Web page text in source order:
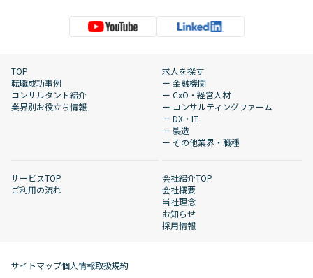
TOP
転職成功事例
コンサルタント紹介
業界別お役立ち情報
求人を探す
ー 金融機関
ー CxO・経営人材
ー コンサルティングファーム
ー DX・IT
ー 製造
ー その他業界・職種
サービスTOP
ご利用の流れ
会社紹介TOP
会社概要
当社理念
お知らせ
採用情報
サイトマップ個人情報取扱規約